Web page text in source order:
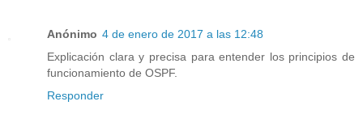
Anónimo 4 de enero de 2017 a las 12:48
Explicación clara y precisa para entender los principios de
funcionamiento de OSPF.
Responder